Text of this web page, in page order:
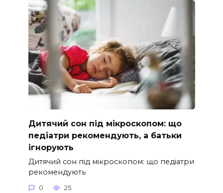
Дитячий сон під мікроскопом: що
педіатри рекомендують, а батьки
ігнорують
Дитячий сон під мікроскопом: що педіатри
рекомендують
0 25